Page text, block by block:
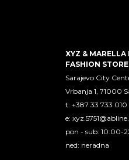
XYZ & MARELLA
FASHION STORE
Sarajevo City
Vrbanja 1, 71000
t: +387 33 733 010
e:
pon - sub: 10:00-
ned: neradna